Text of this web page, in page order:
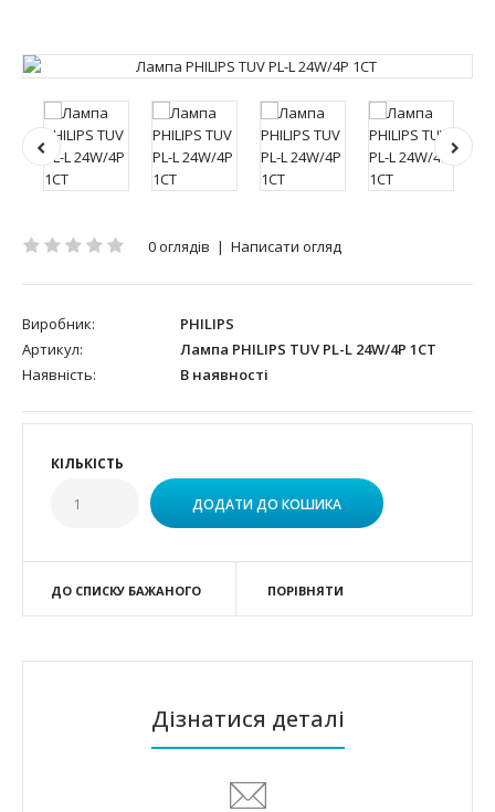
0 оглядів | Написати огляд
Виробник:
PHILIPS
Артикул:
Лампа PHILIPS TUV PL-L 24W/4P 1CT
Наявність:
В наявності
КІЛЬКІСТЬ
ДО СПИСКУ БАЖАНОГО ПОРІВНЯТИ
Дізнатися деталі